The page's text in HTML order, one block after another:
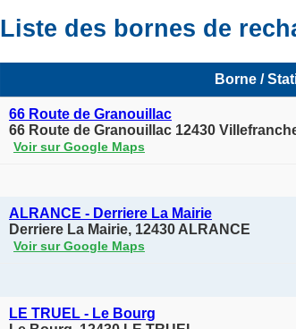
Liste des bornes de
Borne /
66 Route de Granouillac
66 Route de Granouillac 12430
Voir sur Google Maps
ALRANCE - Derriere La Mairie
Derriere La Mairie, 12430 ALRANCE
Voir sur Google Maps
LE TRUEL - Le Bourg